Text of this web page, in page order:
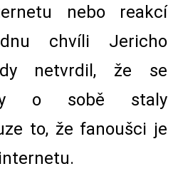
nebo reakcí
chvíli Jericho
netvrdil, že se
o sobě staly
to, že fanoušci je